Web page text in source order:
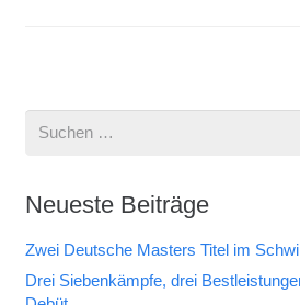
Suchen
Neueste Beiträge
Zwei Deutsche Masters Titel im
Drei Siebenkämpfe, drei